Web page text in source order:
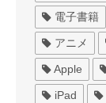
電子書籍
アニメ
Apple
iPad